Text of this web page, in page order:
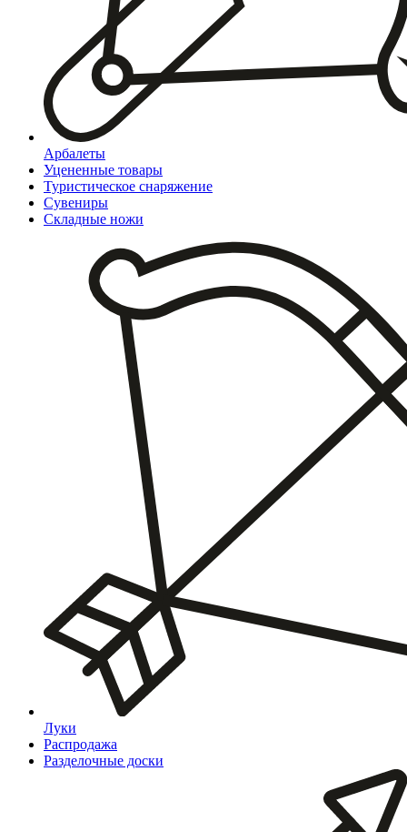
Арбалеты
Уцененные товары
Туристическое снаряжение
Сувениры
Складные ножи
Луки
Распродажа
Разделочные доски